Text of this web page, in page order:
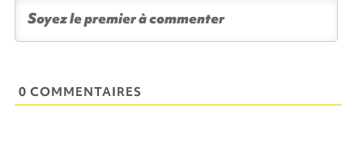
0 COMMENTAIRES